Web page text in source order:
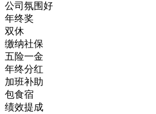
公司氛围好
年终奖
双休
缴纳社保
五险一金
年终分红
加班补助
包食宿
绩效提成